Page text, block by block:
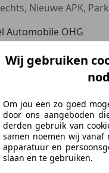
Automobile OHG
Wunstorf
GLK 250
Automatik
Wij gebruiken
Om jou een zo goed
door ons aangeboden
derden gebruik van
samen noemen wij vanaf
apparatuur en
slaan en te gebruiken.